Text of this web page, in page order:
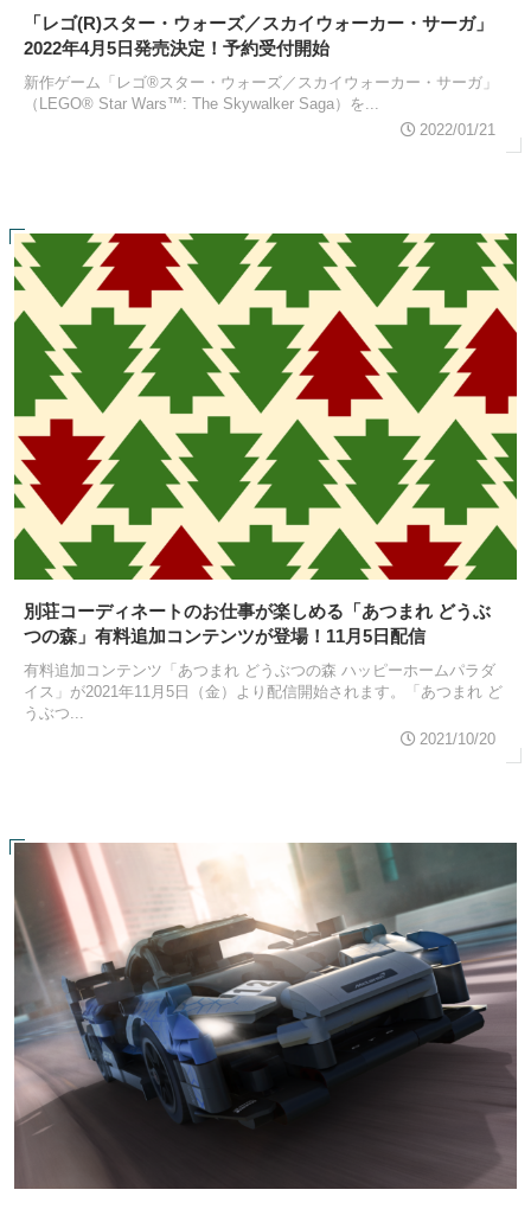
「レゴ(R)スター・ウォーズ／スカイウォーカー・サーガ」
2022年4月5日発売決定！予約受付開始
新作ゲーム「レゴ®スター・ウォーズ／スカイウォーカー・サーガ」
（LEGO® Star Wars™: The Skywalker Saga）を...
2022/01/21
別荘コーディネートのお仕事が楽しめる「あつまれ どうぶ
つの森」有料追加コンテンツが登場！11月5日配信
有料追加コンテンツ「あつまれ どうぶつの森 ハッピーホームパラダ
イス」が2021年11月5日（金）より配信開始されます。「あつまれ ど
うぶつ...
2021/10/20